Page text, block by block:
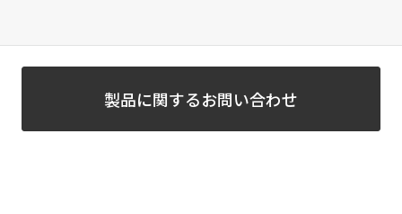
製品に関するお問い合わせ